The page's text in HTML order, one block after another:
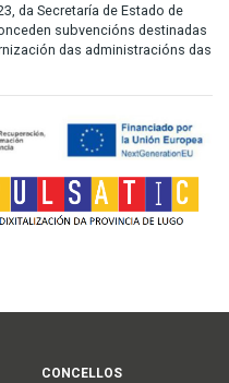
da Secretaría de Estado de
subvencións destinadas
das administracións das
CONCELLOS